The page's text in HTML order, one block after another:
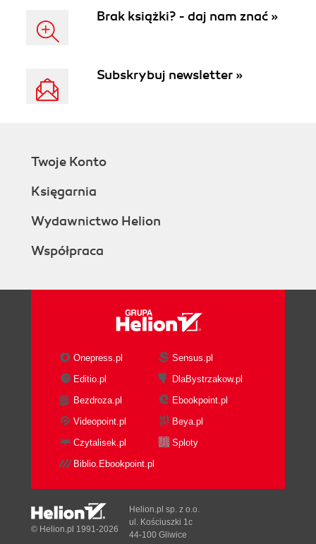
Brak książki? - daj nam znać »
Subskrybuj newsletter »
Twoje Konto
Księgarnia
Wydawnictwo Helion
Współpraca
Onepress.pl
Sensus.pl
Editio.pl
DlaBystrzakow.pl
Bezdroza.pl
Ebookpoint.pl
Videopoint.pl
Beya.pl
Czytalisek.pl
Sploty
Biblio.Ebookpoint.pl
© Helion.pl 1991-2026
Helion.pl sp. z o.o.
ul. Kościuszki 1c
44-100 Gliwice